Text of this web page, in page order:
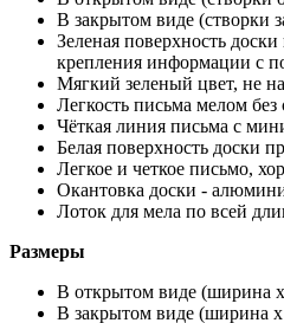
В закрытом виде (створки
Зеленая поверхность
крепления информации с
Мягкий зеленый цвет, не
Легкость письма мелом
Чёткая линия письма с
Белая поверхность доски
Легкое и четкое письмо,
Окантовка доски -
Лоток для мела по всей
Размеры
В открытом виде (ширина
В закрытом виде (ширина